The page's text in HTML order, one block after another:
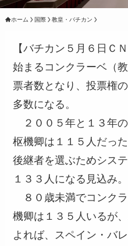
ホーム 国際 教皇・バチカン
【バチカン５月６日Ｃ
始まるコンクラーベ（
票者数となり、投票権
多数になる。
２００５年と１３年
枢機卿は１１５人だっ
後継者を選ぶためシス
１３３人になる見込み。
８０歳未満でコンク
機卿は１３５人いるが
よれば、スペイン・バ